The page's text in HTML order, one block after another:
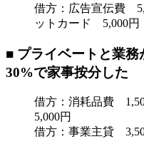
借方：広告宣伝費
ットカード 5,000円
■ プライベートと業
30%で家事按分した
借方：消耗品費
5,000円
借方：事業主貸